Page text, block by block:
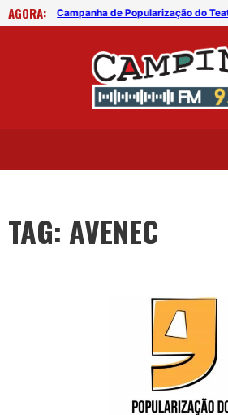
AGORA:
Campanha de Popularização do Teatro e da Dança divulga atores e espetáculos selecionados
TAG: AVENEC